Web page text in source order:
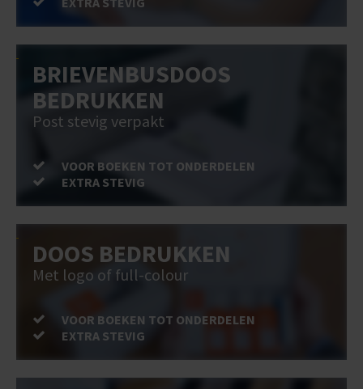
BRIEVENBUSDOOS
BEDRUKKEN
Post stevig verpakt
VOOR BOEKEN TOT ONDERDELEN
EXTRA STEVIG
DOOS BEDRUKKEN
Met logo of full-colour
VOOR BOEKEN TOT ONDERDELEN
EXTRA STEVIG